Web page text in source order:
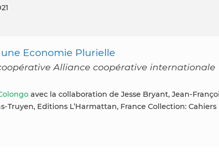
Economie Plurielle
Alliance coopérative internationale
avec la collaboration de Jesse Bryant, Jean-
Truyen, Editions L’Harmattan, France Collection: Cahiers